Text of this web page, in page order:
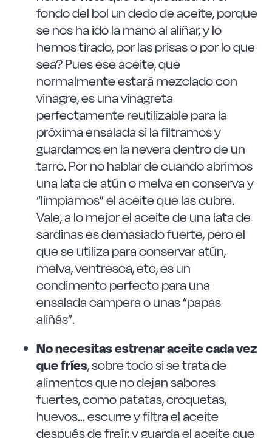
fondo del bol un dedo de aceite, porque
se nos ha ido la mano al aliñar, y lo
hemos tirado, por las prisas o por lo que
sea? Pues ese aceite, que
normalmente estará mezclado con
vinagre, es una vinagreta
perfectamente reutilizable para la
próxima ensalada si la filtramos y
guardamos en la nevera dentro de un
tarro. Por no hablar de cuando abrimos
una lata de atún o melva en conserva y
“limpiamos” el aceite que las cubre.
Vale, a lo mejor el aceite de una lata de
sardinas es demasiado fuerte, pero el
que se utiliza para conservar atún,
melva, ventresca, etc, es un
condimento perfecto para una
ensalada campera o unas “papas
aliñás”.
No necesitas estrenar aceite cada vez
que fríes, sobre todo si se trata de
alimentos que no dejan sabores
fuertes, como patatas, croquetas,
huevos… escurre y filtra el aceite
después de freír, y guarda el aceite que